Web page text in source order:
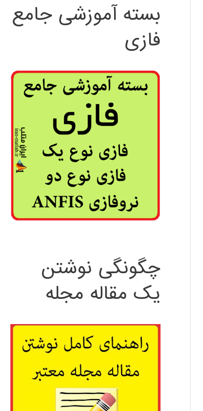
بسته آموزشی جامع
فازی
چگونگی نوشتن
یک مقاله مجله